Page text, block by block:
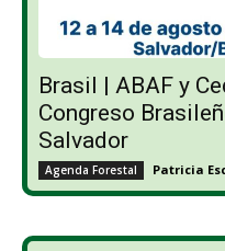
Brasil | ABAF y
Congreso
Salvador
Agenda Forestal Patricia